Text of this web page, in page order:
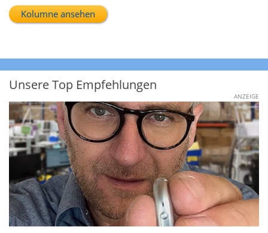
Kolumne ansehen
Unsere Top Empfehlungen
ANZEIGE